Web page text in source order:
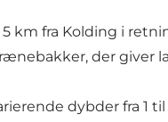
km fra Kolding i
der giver
dybder fra 1